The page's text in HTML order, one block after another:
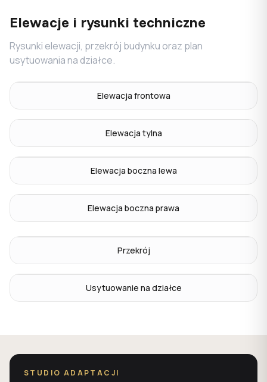
Elewacje i rysunki techniczne
Rysunki elewacji, przekrój budynku oraz plan
usytuowania na działce.
Elewacja frontowa
Elewacja tylna
Elewacja boczna lewa
Elewacja boczna prawa
Przekrój
Usytuowanie na działce
STUDIO ADAPTACJI